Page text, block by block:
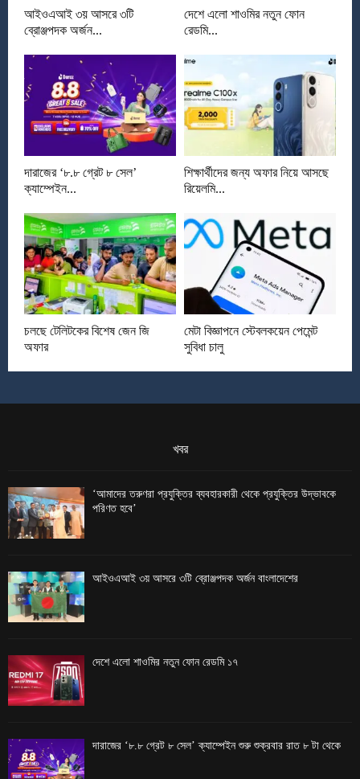
আইওএআই ৩য় আসরে ৩টি
ব্রোঞ্জপদক অর্জন...
দেশে এলো শাওমির নতুন ফোন
রেডমি...
দারাজের ‘৮.৮ গ্রেট ৮ সেল’
ক্যাম্পেইন...
শিক্ষার্থীদের জন্য অফার নিয়ে আসছে
রিয়েলমি...
চলছে টেলিটকের বিশেষ জেন জি
অফার
মেটা বিজ্ঞাপনে স্টেবলকয়েন পেমেন্ট
সুবিধা চালু
খবর
‘আমাদের তরুণরা প্রযুক্তির ব্যবহারকারী থেকে প্রযুক্তির উদ্ভাবকে
পরিণত হবে’
আইওএআই ৩য় আসরে ৩টি ব্রোঞ্জপদক অর্জন বাংলাদেশের
দেশে এলো শাওমির নতুন ফোন রেডমি ১৭
দারাজের ‘৮.৮ গ্রেট ৮ সেল’ ক্যাম্পেইন শুরু শুক্রবার রাত ৮ টা থেকে